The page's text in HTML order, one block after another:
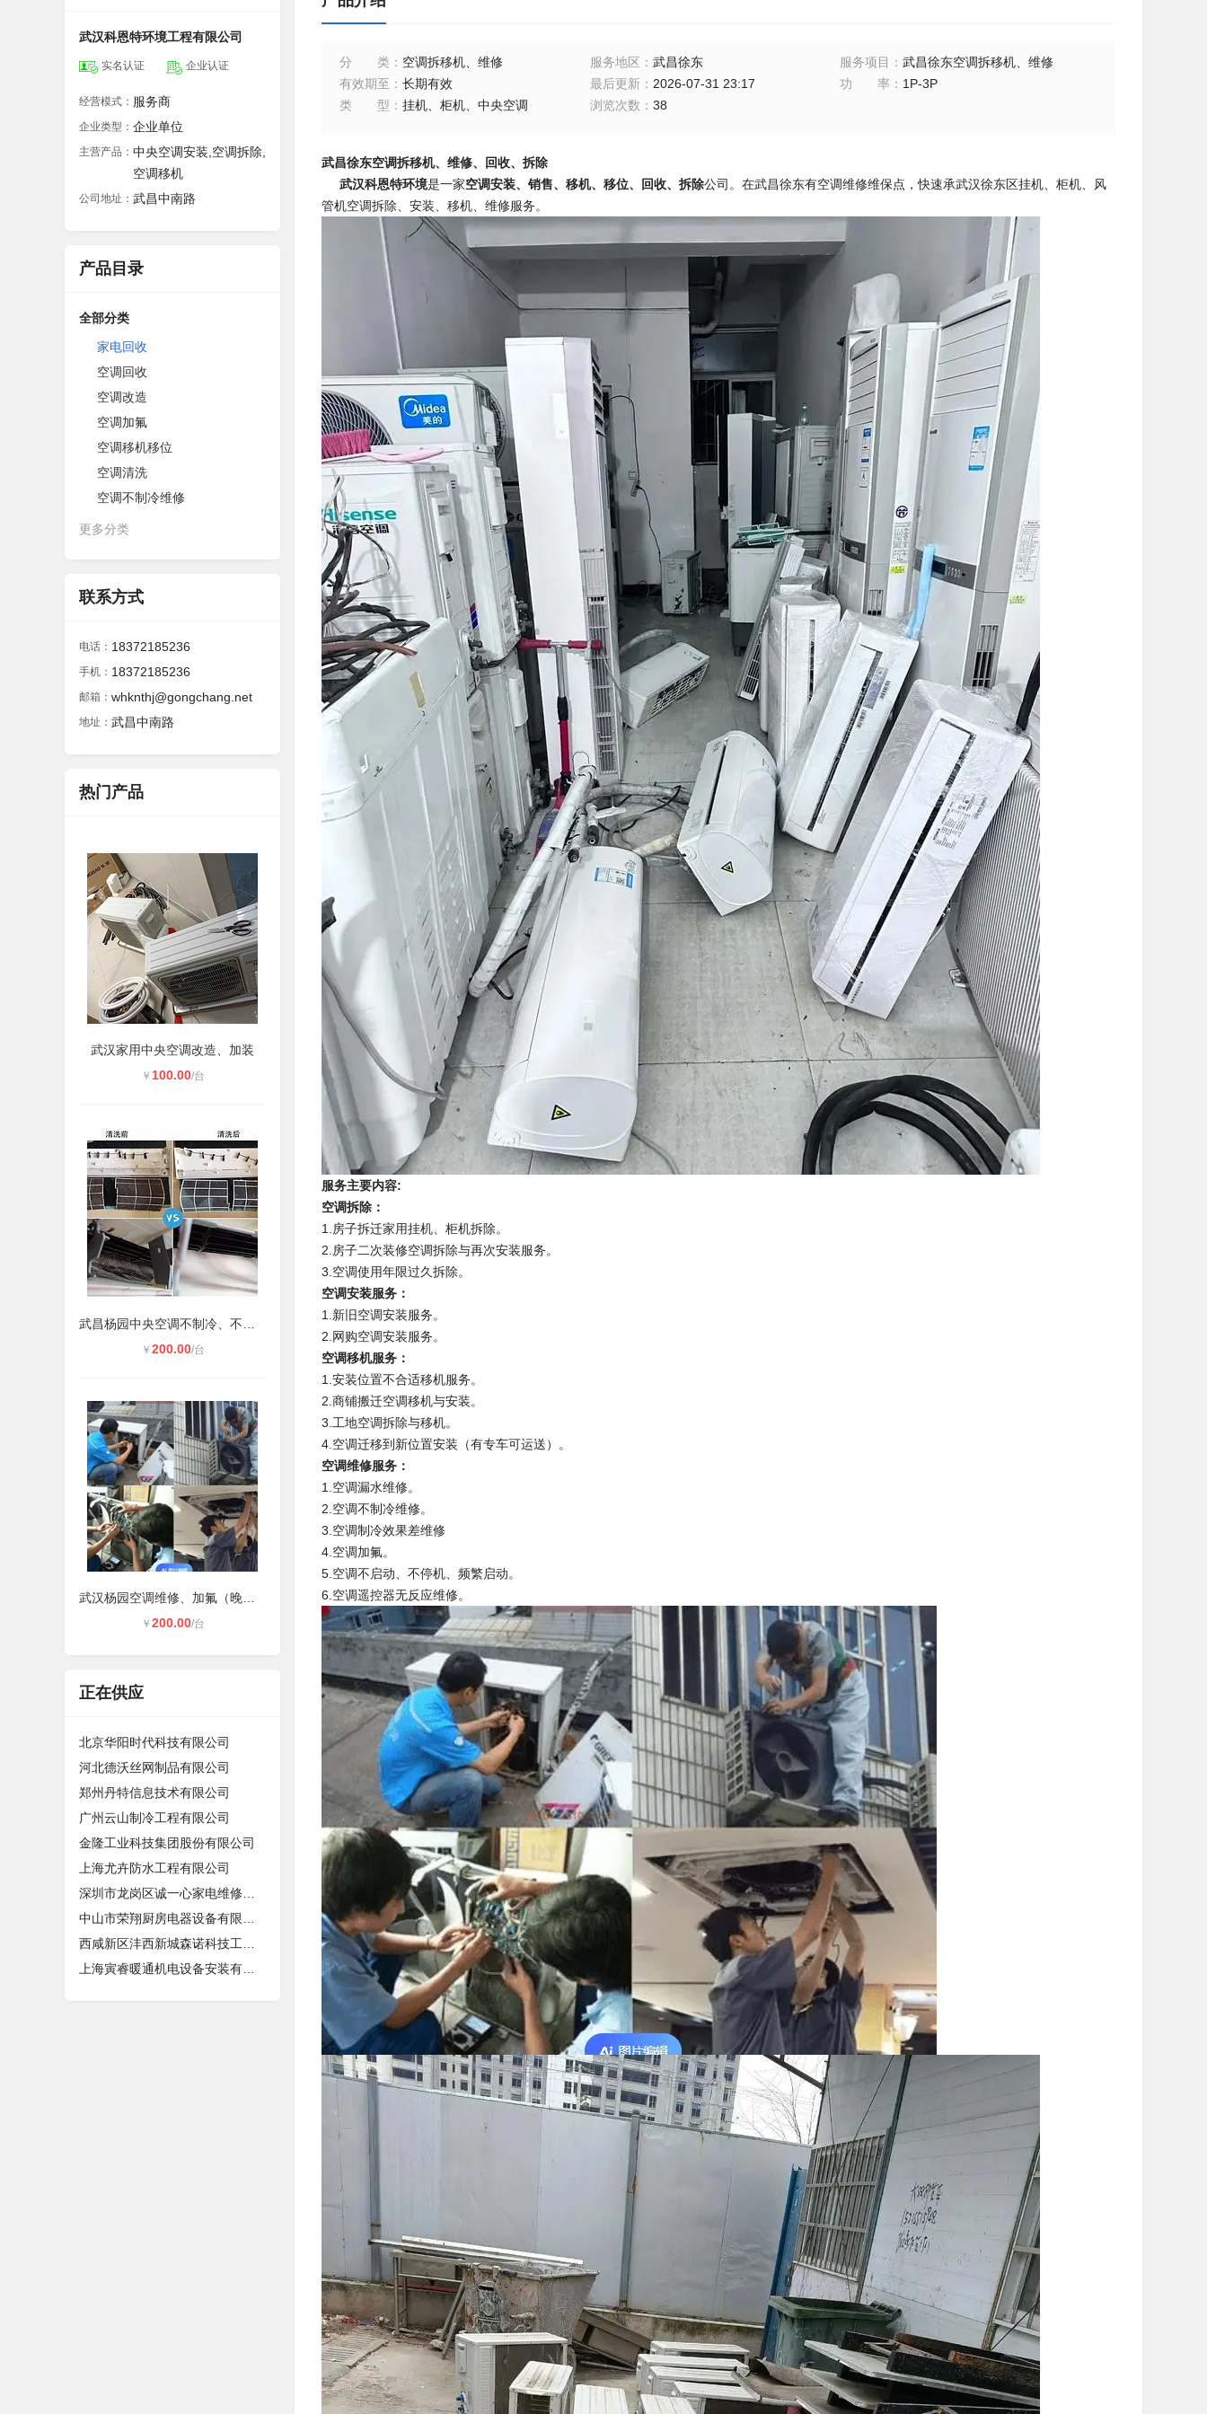
武汉科恩特环境工程有限公司
实名认证 企业认证
经营模式： 服务商
企业类型： 企业单位
主营产品： 中央空调安装,空调拆除,
空调移机
公司地址： 武昌中南路
产品目录
全部分类
家电回收
空调回收
空调改造
空调加氟
空调移机移位
空调清洗
空调不制冷维修
更多分类
联系方式
电话： 18372185236
手机： 18372185236
邮箱： whknthj@gongchang.net
地址： 武昌中南路
热门产品
武汉家用中央空调改造、加装
￥ 100.00/台
￥ 200.00/台
￥ 200.00/台
正在供应
北京华阳时代科技有限公司
河北德沃丝网制品有限公司
郑州丹特信息技术有限公司
广州云山制冷工程有限公司
金隆工业科技集团股份有限公司
上海尤卉防水工程有限公司
分类 ： 空调拆移机、维修 服务地区 ： 武昌徐东 服务项目 ：武昌徐东空调拆移机、维修
有效期至 ： 长期有效 最后更新： 2026-07-31 23:17 功率 ： 1P-3P
类型 ： 挂机、柜机、中央空调 浏览次数 ： 38
武昌徐东空调拆移机、维修、回收、拆除
武汉科恩特环境是一家空调安装、销售、移机、移位、回收、拆除公司。在武昌徐东有空调维修维保点，快速承武汉徐东区挂机、柜机、风
管机空调拆除、安装、移机、维修服务。
服务主要内容:
空调拆除：
1.房子拆迁家用挂机、柜机拆除。
2.房子二次装修空调拆除与再次安装服务。
3.空调使用年限过久拆除。
空调安装服务：
1.新旧空调安装服务。
2.网购空调安装服务。
空调移机服务：
1.安装位置不合适移机服务。
2.商铺搬迁空调移机与安装。
3.工地空调拆除与移机。
4.空调迁移到新位置安装（有专车可运送）。
空调维修服务：
1.空调漏水维修。
2.空调不制冷维修。
3.空调制冷效果差维修
4.空调加氟。
5.空调不启动、不停机、频繁启动。
6.空调遥控器无反应维修。